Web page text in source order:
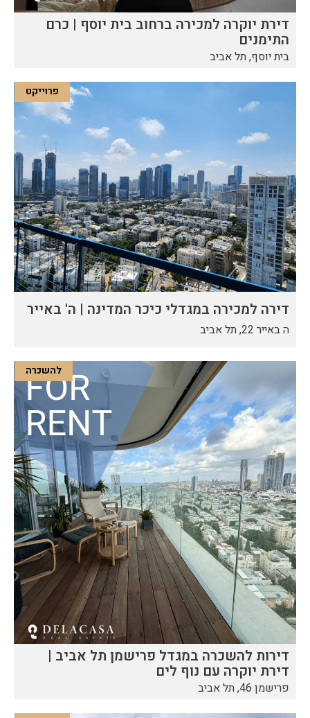
דירת יוקרה למכירה ברחוב בית יוסף | כרם
התימנים
בית יוסף, תל אביב
פרוייקט
דירה למכירה במגדלי כיכר המדינה | ה' באייר
ה באייר 22, תל אביב
להשכרה
דירות להשכרה במגדל פרישמן תל אביב |
דירת יוקרה עם נוף לים
פרישמן 46, תל אביב